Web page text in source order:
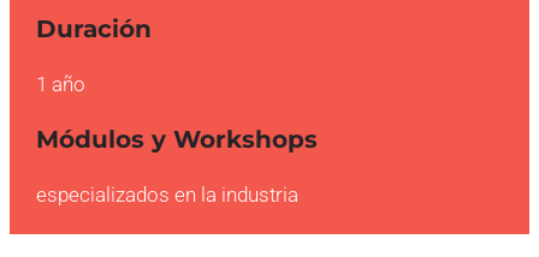
Duración
1 año
Módulos y Workshops
especializados en la industria